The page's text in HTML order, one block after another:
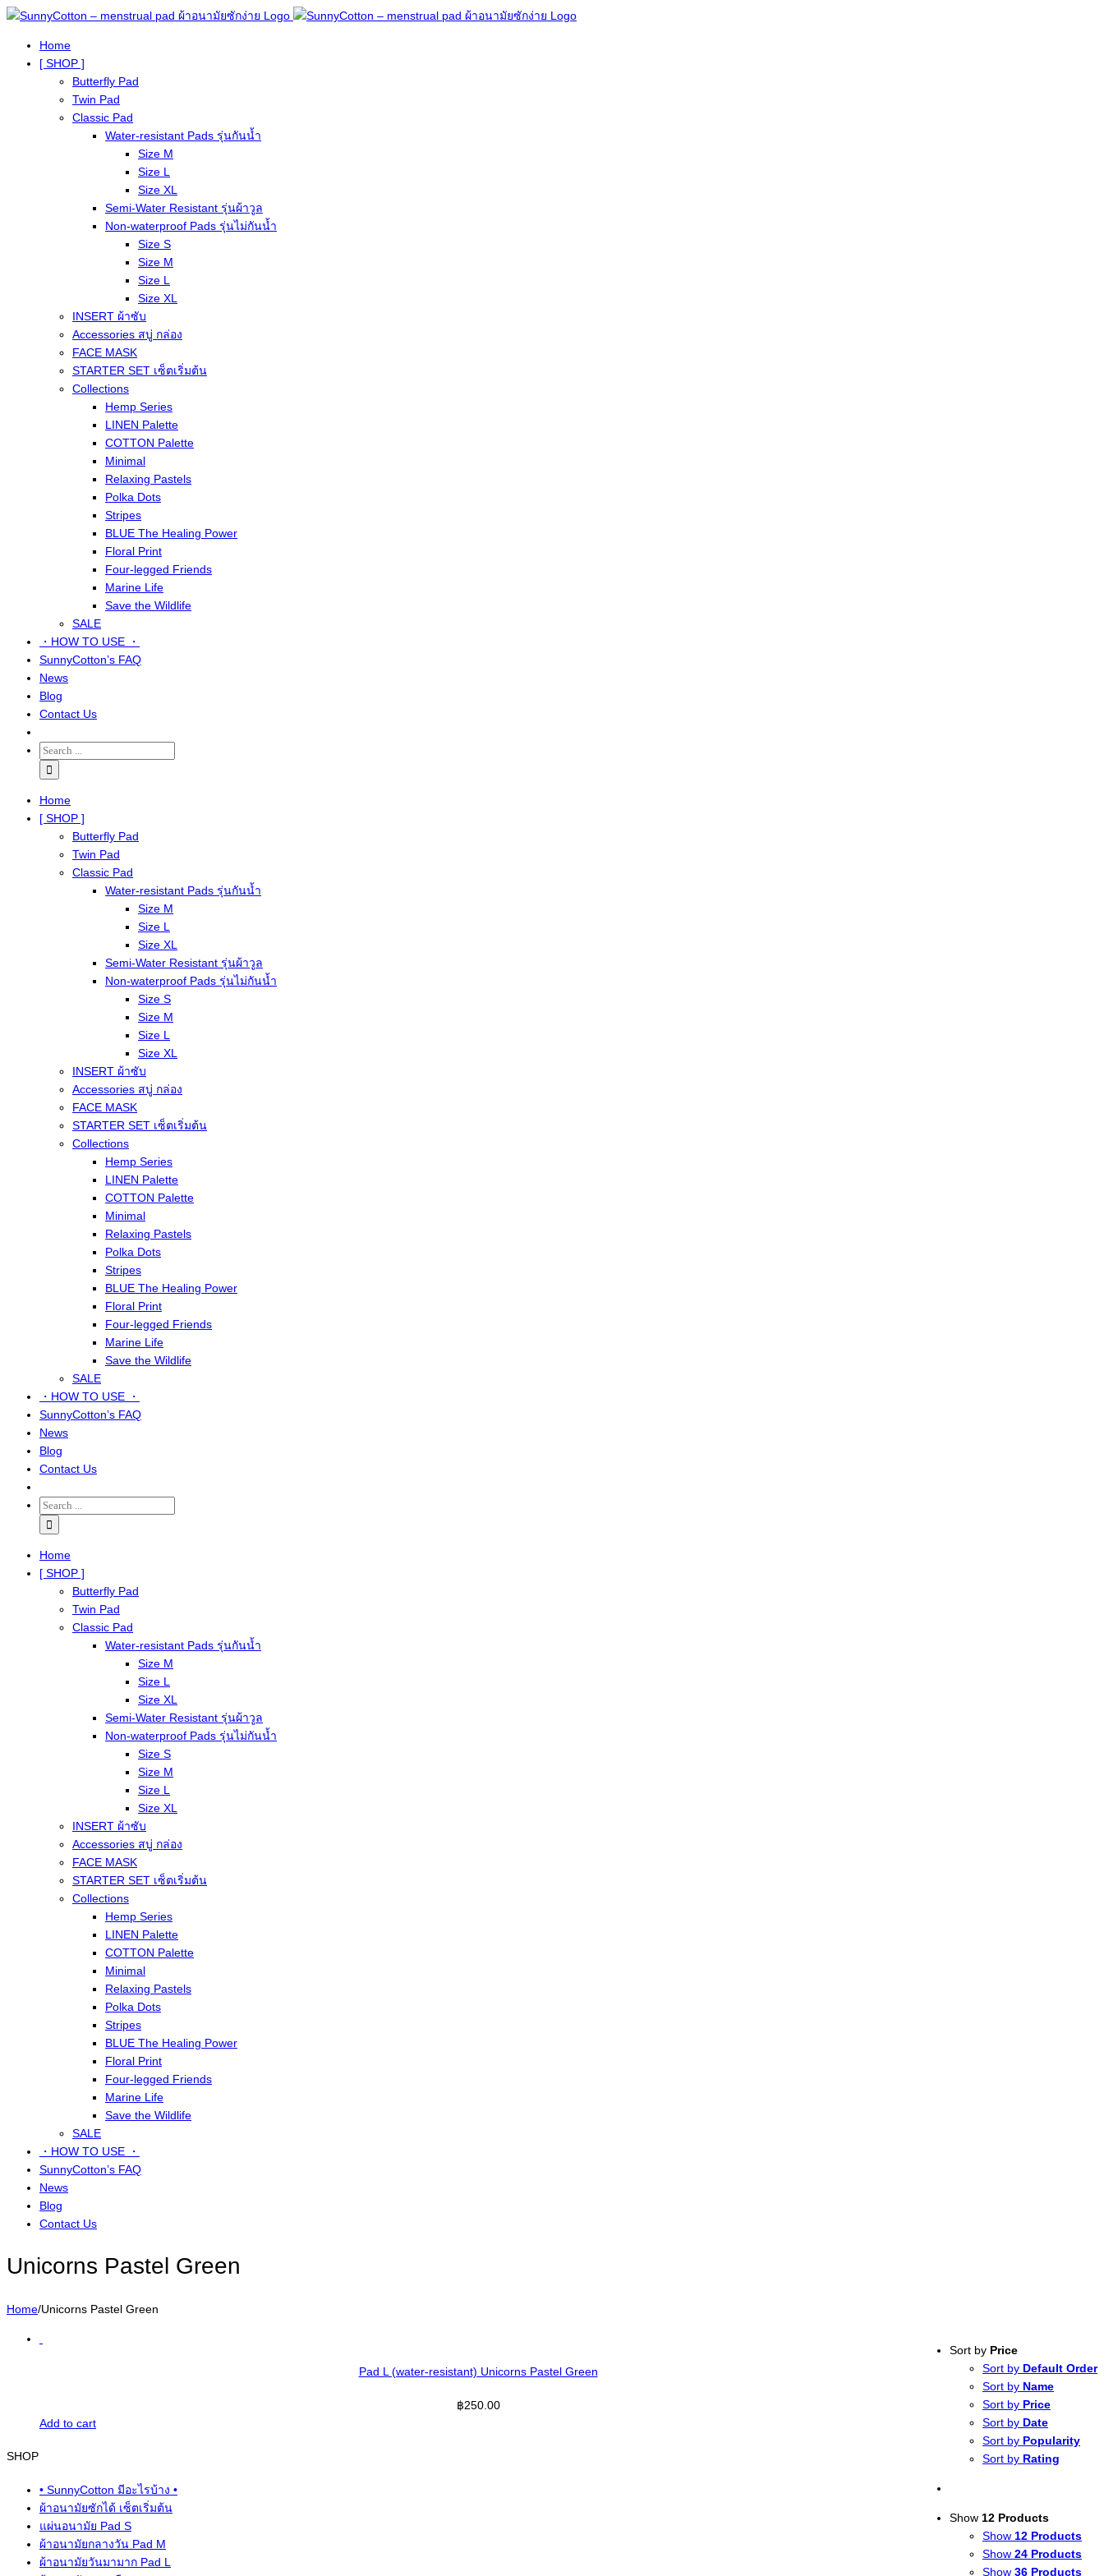
Home
[ SHOP ]
Butterfly Pad
Twin Pad
Classic Pad
Water-resistant Pads รุ่นกันน้ำ
Size M
Size L
Size XL
Semi-Water Resistant รุ่นผ้าวูล
Non-waterproof Pads รุ่นไม่กันน้ำ
Size S
Size M
Size L
Size XL
INSERT ผ้าซับ
Accessories สบู่ กล่อง
FACE MASK
STARTER SET เซ็ตเริ่มต้น
Collections
Hemp Series
LINEN Palette
COTTON Palette
Minimal
Relaxing Pastels
Polka Dots
Stripes
BLUE The Healing Power
Floral Print
Four-legged Friends
Marine Life
Save the Wildlife
SALE
・HOW TO USE ・
SunnyCotton’s FAQ
News
Blog
Contact Us
Home
[ SHOP ]
Butterfly Pad
Twin Pad
Classic Pad
Water-resistant Pads รุ่นกันน้ำ
Size M
Size L
Size XL
Semi-Water Resistant รุ่นผ้าวูล
Non-waterproof Pads รุ่นไม่กันน้ำ
Size S
Size M
Size L
Size XL
INSERT ผ้าซับ
Accessories สบู่ กล่อง
FACE MASK
STARTER SET เซ็ตเริ่มต้น
Collections
Hemp Series
LINEN Palette
COTTON Palette
Minimal
Relaxing Pastels
Polka Dots
Stripes
BLUE The Healing Power
Floral Print
Four-legged Friends
Marine Life
Save the Wildlife
SALE
・HOW TO USE ・
SunnyCotton’s FAQ
News
Blog
Contact Us
Home
[ SHOP ]
Butterfly Pad
Twin Pad
Classic Pad
Water-resistant Pads รุ่นกันน้ำ
Size M
Size L
Size XL
Semi-Water Resistant รุ่นผ้าวูล
Non-waterproof Pads รุ่นไม่กันน้ำ
Size S
Size M
Size L
Size XL
INSERT ผ้าซับ
Accessories สบู่ กล่อง
FACE MASK
STARTER SET เซ็ตเริ่มต้น
Collections
Hemp Series
LINEN Palette
COTTON Palette
Minimal
Relaxing Pastels
Polka Dots
Stripes
BLUE The Healing Power
Floral Print
Four-legged Friends
Marine Life
Save the Wildlife
SALE
・HOW TO USE ・
SunnyCotton’s FAQ
News
Blog
Contact Us
Unicorns Pastel Green
Home/Unicorns Pastel Green
Sort by Price
Sort by Default Order
Sort by Name
Sort by Price
Sort by Date
Sort by Popularity
Sort by Rating
Show 12 Products
Show 12 Products
Show 24 Products
Show 36 Products
Pad L (water-resistant) Unicorns Pastel Green
฿250.00
Add to cart
SHOP
• SunnyCotton มีอะไรบ้าง •
ผ้าอนามัยซักได้ เซ็ตเริ่มต้น
แผ่นอนามัย Pad S
ผ้าอนามัยกลางวัน Pad M
ผ้าอนามัยวันมามาก Pad L